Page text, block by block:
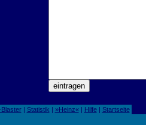
| Statistik | »Heinz«| Hilfe| Startseite